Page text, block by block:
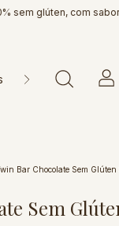
glúten, com sabor de
Doces & Cia
Bar Chocolate Sem Glúten
Sem